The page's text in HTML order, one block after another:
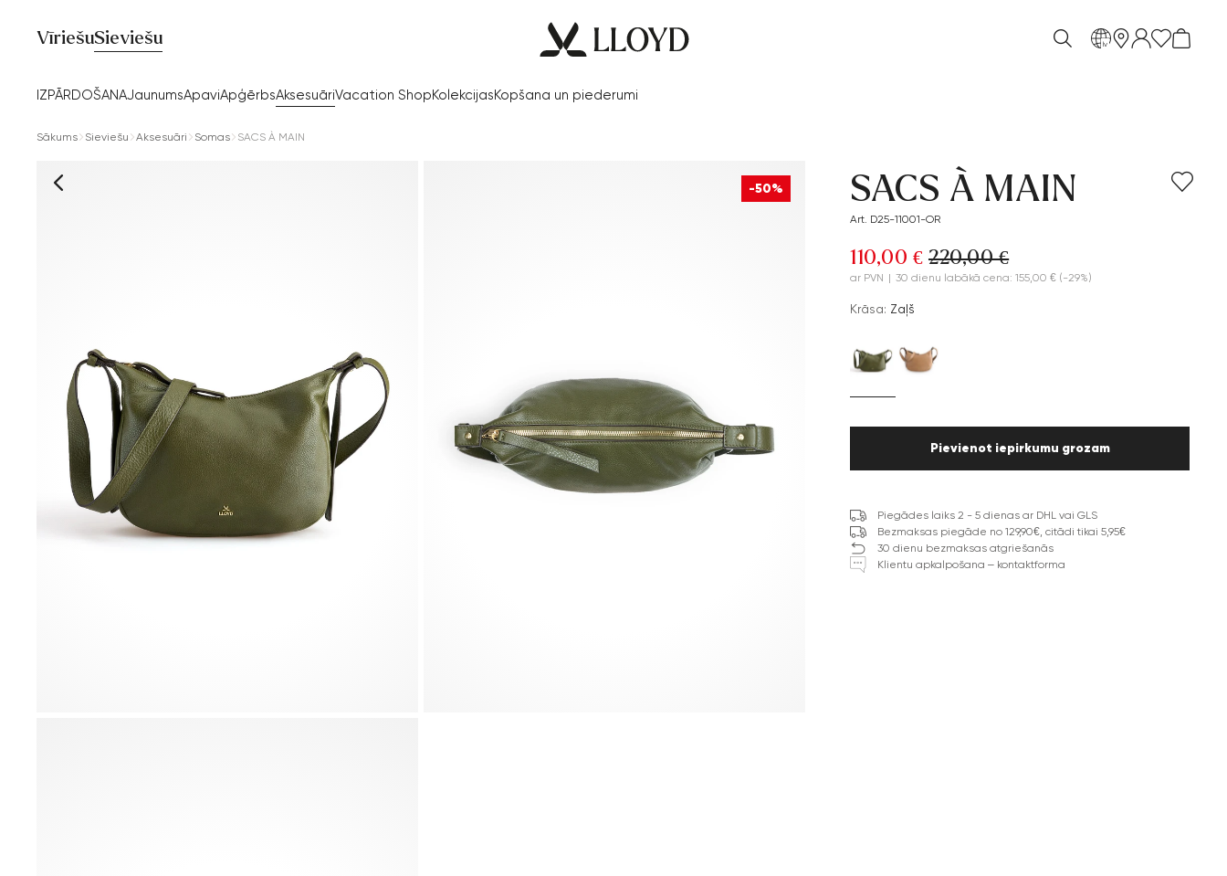
VīriešuSieviešu
IZPĀRDOŠANAJaunumsApaviApģērbsAksesuāriVacation ShopKolekcijasKopšana un piederumi
lv
Sākums Sieviešu Aksesuāri Somas SACS À MAIN
-50% SACS À MAIN
Art. D25-11001-OR
110,00 € 220,00 €
ar PVN | 30 dienu labākā cena: 155,00 € (-29%)
Krāsa: Zaļš
Pievienot iepirkumu grozam
Piegādes laiks 2 - 5 dienas ar DHL vai GLS
Bezmaksas piegāde no 129,90€, citādi tikai 5,95€
30 dienu bezmaksas atgriešanās
Klientu apkalpošana – kontaktforma